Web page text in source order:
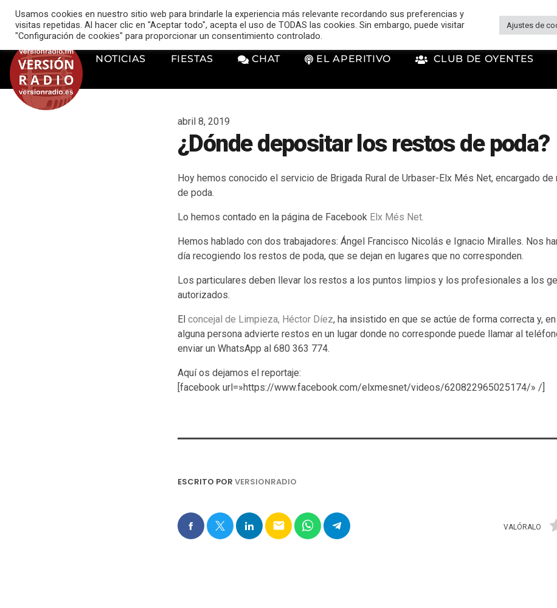
music_note VERSIÓN RADIO
NOTICIAS FIESTAS CHAT EL APERITIVO CLUB DE OYENTES
abril 8, 2019
¿Dónde depositar los restos de poda?
Hoy hemos conocido el servicio de Brigada Rural de Urbaser-Elx Més Net, encargado
de poda.
Lo hemos contado en la página de Facebook Elx Més Net.
Hemos hablado con dos trabajadores: Ángel Francisco Nicolás e Ignacio Miralles. Nos
día recogiendo los restos de poda, que se dejan en lugares que no corresponden.
Los particulares deben llevar los restos a los puntos limpios y los profesionales a los
autorizados.
El concejal de Limpieza, Héctor Díez, ha insistido en que se actúe de forma correcta y,
alguna persona advierte restos en un lugar donde no corresponde puede llamar al
enviar un WhatsApp al 680 363 774.
Aquí os dejamos el reportaje:
[facebook url=»https://www.facebook.com/elxmesnet/videos/620822965025174/» /]
ESCRITO POR VERSIONRADIO
email VALÓRALO
Usamos cookies en nuestro sitio web para brindarle la experiencia más relevante recordando sus preferencias y
visitas repetidas. Al hacer clic en "Aceptar todo", acepta el uso de TODAS las cookies. Sin embargo, puede visitar
"Configuración de cookies" para proporcionar un consentimiento controlado.
Ajustes de